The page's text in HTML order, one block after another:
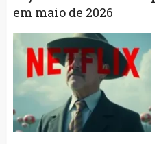
em maio de 2026